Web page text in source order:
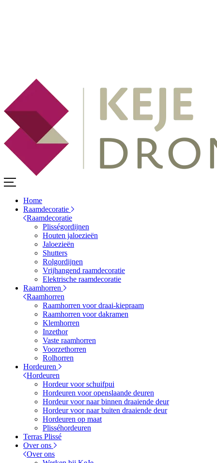
Home
Raamdecoratie
Raamdecoratie
Plisségordijnen
Houten jaloezieën
Jaloezieën
Shutters
Rolgordijnen
Vrijhangend raamdecoratie
Elektrische raamdecoratie
Raamhorren
Raamhorren
Raamhorren voor draai-kiepraam
Raamhorren voor dakramen
Klemhorren
Inzethor
Vaste raamhorren
Voorzethorren
Rolhorren
Hordeuren
Hordeuren
Hordeur voor schuifpui
Hordeuren voor openslaande deuren
Hordeur voor naar binnen draaiende deur
Hordeur voor naar buiten draaiende deur
Hordeuren op maat
Plisséhordeuren
Terras Plissé
Over ons
Over ons